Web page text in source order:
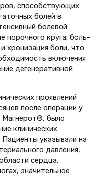
способствующих
болей в
болевой
порочного круга: боль–
хронизация боли, что
включения
дегенеративной
проявлений
после операции у
Магнерот®, было
клинических
указывали на
давления,
сердца,
значительное